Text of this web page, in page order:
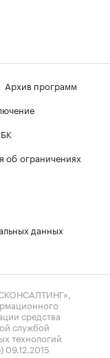
Архив программ
об ограничениях
данных
средства
службой
технологий